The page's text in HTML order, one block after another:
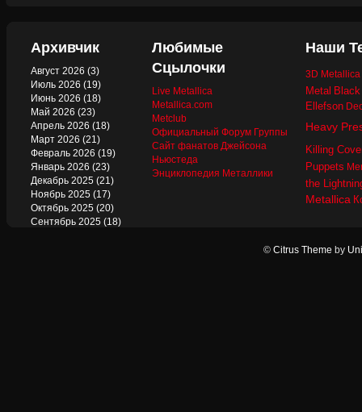
Архивчик
Август 2026 (3)
Июль 2026 (19)
Июнь 2026 (18)
Май 2026 (23)
Апрель 2026 (18)
Март 2026 (21)
Февраль 2026 (19)
Январь 2026 (23)
Декабрь 2025 (21)
Ноябрь 2025 (17)
Октябрь 2025 (20)
Сентябрь 2025 (18)
Любимые
Сцылочки
Live Metallica
Metallica.com
Metclub
Официальный Форум Группы
Сайт фанатов Джейсона
Ньюстеда
Энциклопедия Металлики
Наши
3D
Metal
Ellefson
Heavy
Killing
Puppets
the
Metallica
© Citrus Theme by